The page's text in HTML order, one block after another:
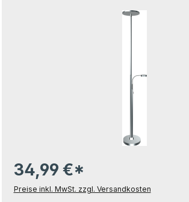
34,99 €*
Preise inkl. MwSt. zzgl. Versandkosten